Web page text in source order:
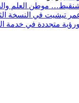
موطن العلم
تيشيت في النسخة
متجددة في خدمة